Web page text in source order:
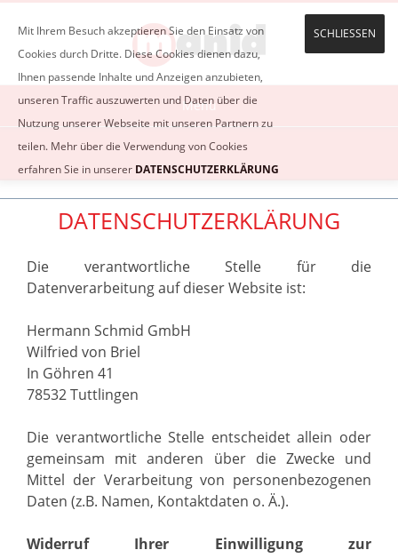
Mit Ihrem Besuch akzeptieren Sie den Einsatz von
Cookies durch Dritte. Diese Cookies dienen dazu,
Ihnen passende Inhalte und Anzeigen anzubieten,
unseren Traffic auszuwerten und Daten über die
Nutzung unserer Webseite mit unseren Partnern zu
teilen. Mehr über die Verwendung von Cookies
erfahren Sie in unserer DATENSCHUTZERKLÄRUNG
SCHLIESSEN
LEDERWAREN
Menu
DATENSCHUTZERKLÄRUNG
Die verantwortliche Stelle für die
Datenverarbeitung auf dieser Website ist:
Hermann Schmid GmbH
Wilfried von Briel
In Göhren 41
78532 Tuttlingen
Die verantwortliche Stelle entscheidet allein oder
gemeinsam mit anderen über die Zwecke und
Mittel der Verarbeitung von personenbezogenen
Daten (z.B. Namen, Kontaktdaten o. Ä.).
Widerruf Ihrer Einwilligung zur